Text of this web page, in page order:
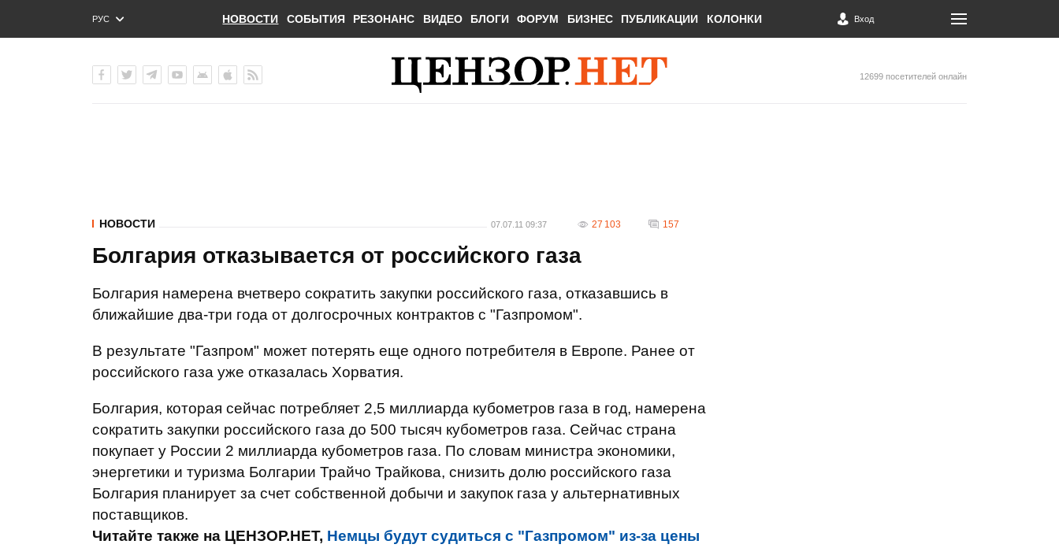
РУС
ENG
НОВОСТИ СОБЫТИЯ РЕЗОНАНС ВИДЕО БЛОГИ ФОРУМ БИЗНЕС ПУБЛИКАЦИИ КОЛОНКИ Вход
12699 посетителей онлайн
НОВОСТИ 07.07.11 09:37 27 103 157
Болгария отказывается от российского газа
Болгария намерена вчетверо сократить закупки российского газа, отказавшись в
ближайшие два-три года от долгосрочных контрактов с "Газпромом".
В результате "Газпром" может потерять еще одного потребителя в Европе. Ранее от
российского газа уже отказалась Хорватия.
Болгария, которая сейчас потребляет 2,5 миллиарда кубометров газа в год, намерена
сократить закупки российского газа до 500 тысяч кубометров газа. Сейчас страна
покупает у России 2 миллиарда кубометров газа. По словам министра экономики,
энергетики и туризма Болгарии Трайчо Трайкова, снизить долю российского газа
Болгария планирует за счет собственной добычи и закупок газа у альтернативных
поставщиков.
Читайте также на ЦЕНЗОР.НЕТ, Немцы будут судиться с "Газпромом" из-за цены